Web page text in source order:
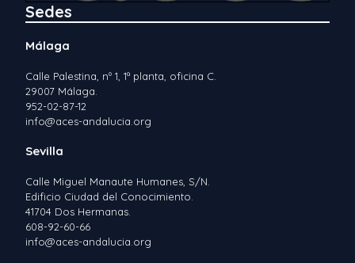
Sedes
Málaga
Calle Palestina, nº 1, 1ª planta, oficina C.
29007 Málaga.
952-02-87-12
info@aces-andalucia.org
Sevilla
Calle Miguel Manaute Humanes, S/N.
Edificio Ciudad del Conocimiento.
41704 Dos Hermanas.
608-92-60-66
info@aces-andalucia.org